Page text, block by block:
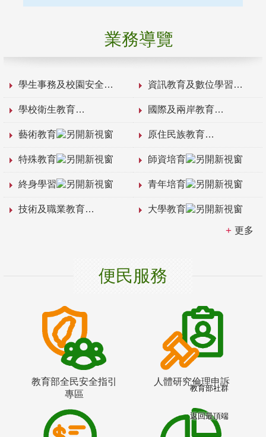
業務導覽
學生事務及校園安全 資訊教育及數位學習
學校衛生教育 國際及兩岸教育
藝術教育 原住民族教育
特殊教育 師資培育
終身學習 青年培育
技術及職業教育 大學教育
更多
便民服務
教育部全民安全指引
專區
人體研究倫理申訴
教育部社群
返回最頂端